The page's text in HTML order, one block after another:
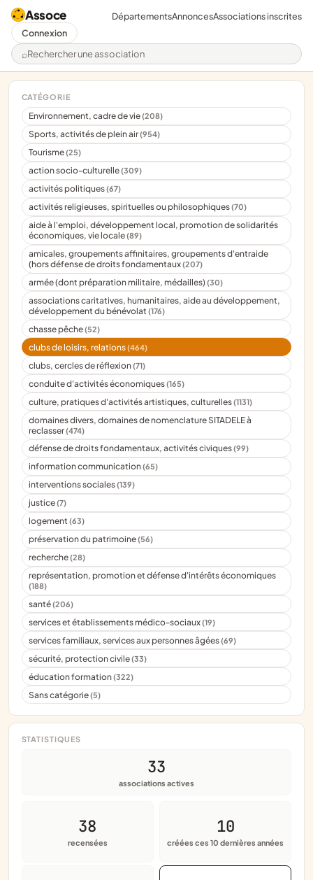
Assoce
Rechercher une association
DépartementsAnnoncesAssociations inscrites
Connexion
CATÉGORIE
Environnement, cadre de vie(208)
Sports, activités de plein air(954)
Tourisme(25)
action socio-culturelle(309)
activités politiques(67)
activités religieuses, spirituelles ou philosophiques(70)
aide à l'emploi, développement local, promotion de solidarités
économiques, vie locale(89)
amicales, groupements affinitaires, groupements d'entraide
(hors défense de droits fondamentaux(207)
armée (dont préparation militaire, médailles)(30)
associations caritatives, humanitaires, aide au développement,
développement du bénévolat(176)
chasse pêche(52)
clubs de loisirs, relations(464)
clubs, cercles de réflexion(71)
conduite d'activités économiques(165)
culture, pratiques d'activités artistiques, culturelles(1131)
domaines divers, domaines de nomenclature SITADELE à
reclasser(474)
défense de droits fondamentaux, activités civiques(99)
information communication(65)
interventions sociales(139)
justice(7)
logement(63)
préservation du patrimoine(56)
recherche(28)
représentation, promotion et défense d'intérêts économiques
(188)
santé(206)
services et établissements médico-sociaux(19)
services familiaux, services aux personnes âgées(69)
sécurité, protection civile(33)
éducation formation(322)
Sans catégorie(5)
STATISTIQUES
33
associations actives
38
recensées
10
créées ces 10 dernières années